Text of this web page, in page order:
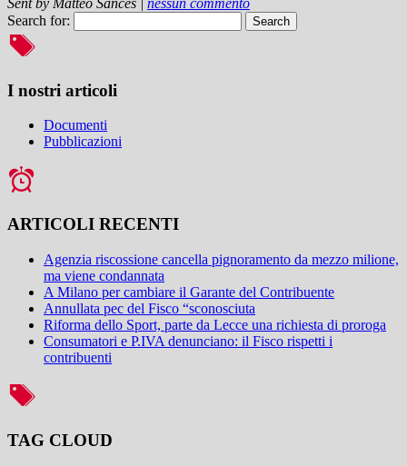
Sent by Matteo Sances | nessun commento
Search for:
I nostri articoli
Documenti
Pubblicazioni
ARTICOLI RECENTI
Agenzia riscossione cancella pignoramento da mezzo milione,
ma viene condannata
A Milano per cambiare il Garante del Contribuente
Annullata pec del Fisco “sconosciuta
Riforma dello Sport, parte da Lecce una richiesta di proroga
Consumatori e P.IVA denunciano: il Fisco rispetti i
contribuenti
TAG CLOUD